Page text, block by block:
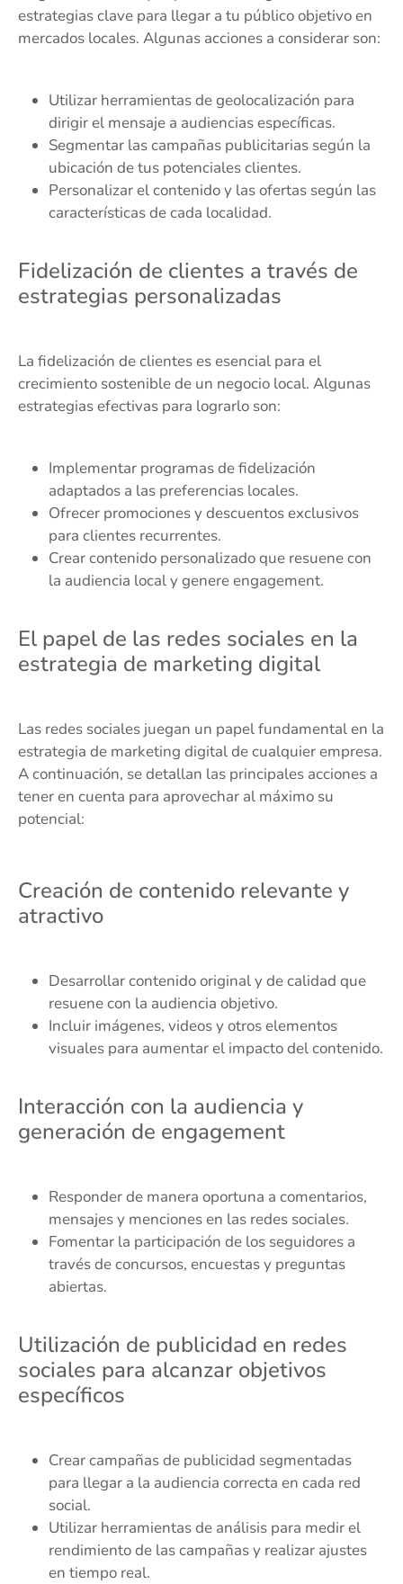
estrategias clave para llegar a tu público objetivo en
mercados locales. Algunas acciones a considerar son:
Utilizar herramientas de geolocalización para
dirigir el mensaje a audiencias específicas.
Segmentar las campañas publicitarias según la
ubicación de tus potenciales clientes.
Personalizar el contenido y las ofertas según las
características de cada localidad.
Fidelización de clientes a través de
estrategias personalizadas
La fidelización de clientes es esencial para el
crecimiento sostenible de un negocio local. Algunas
estrategias efectivas para lograrlo son:
Implementar programas de fidelización
adaptados a las preferencias locales.
Ofrecer promociones y descuentos exclusivos
para clientes recurrentes.
Crear contenido personalizado que resuene con
la audiencia local y genere engagement.
El papel de las redes sociales en la
estrategia de marketing digital
Las redes sociales juegan un papel fundamental en la
estrategia de marketing digital de cualquier empresa.
A continuación, se detallan las principales acciones a
tener en cuenta para aprovechar al máximo su
potencial:
Creación de contenido relevante y
atractivo
Desarrollar contenido original y de calidad que
resuene con la audiencia objetivo.
Incluir imágenes, videos y otros elementos
visuales para aumentar el impacto del contenido.
Interacción con la audiencia y
generación de engagement
Responder de manera oportuna a comentarios,
mensajes y menciones en las redes sociales.
Fomentar la participación de los seguidores a
través de concursos, encuestas y preguntas
abiertas.
Utilización de publicidad en redes
sociales para alcanzar objetivos
específicos
Crear campañas de publicidad segmentadas
para llegar a la audiencia correcta en cada red
social.
Utilizar herramientas de análisis para medir el
rendimiento de las campañas y realizar ajustes
en tiempo real.